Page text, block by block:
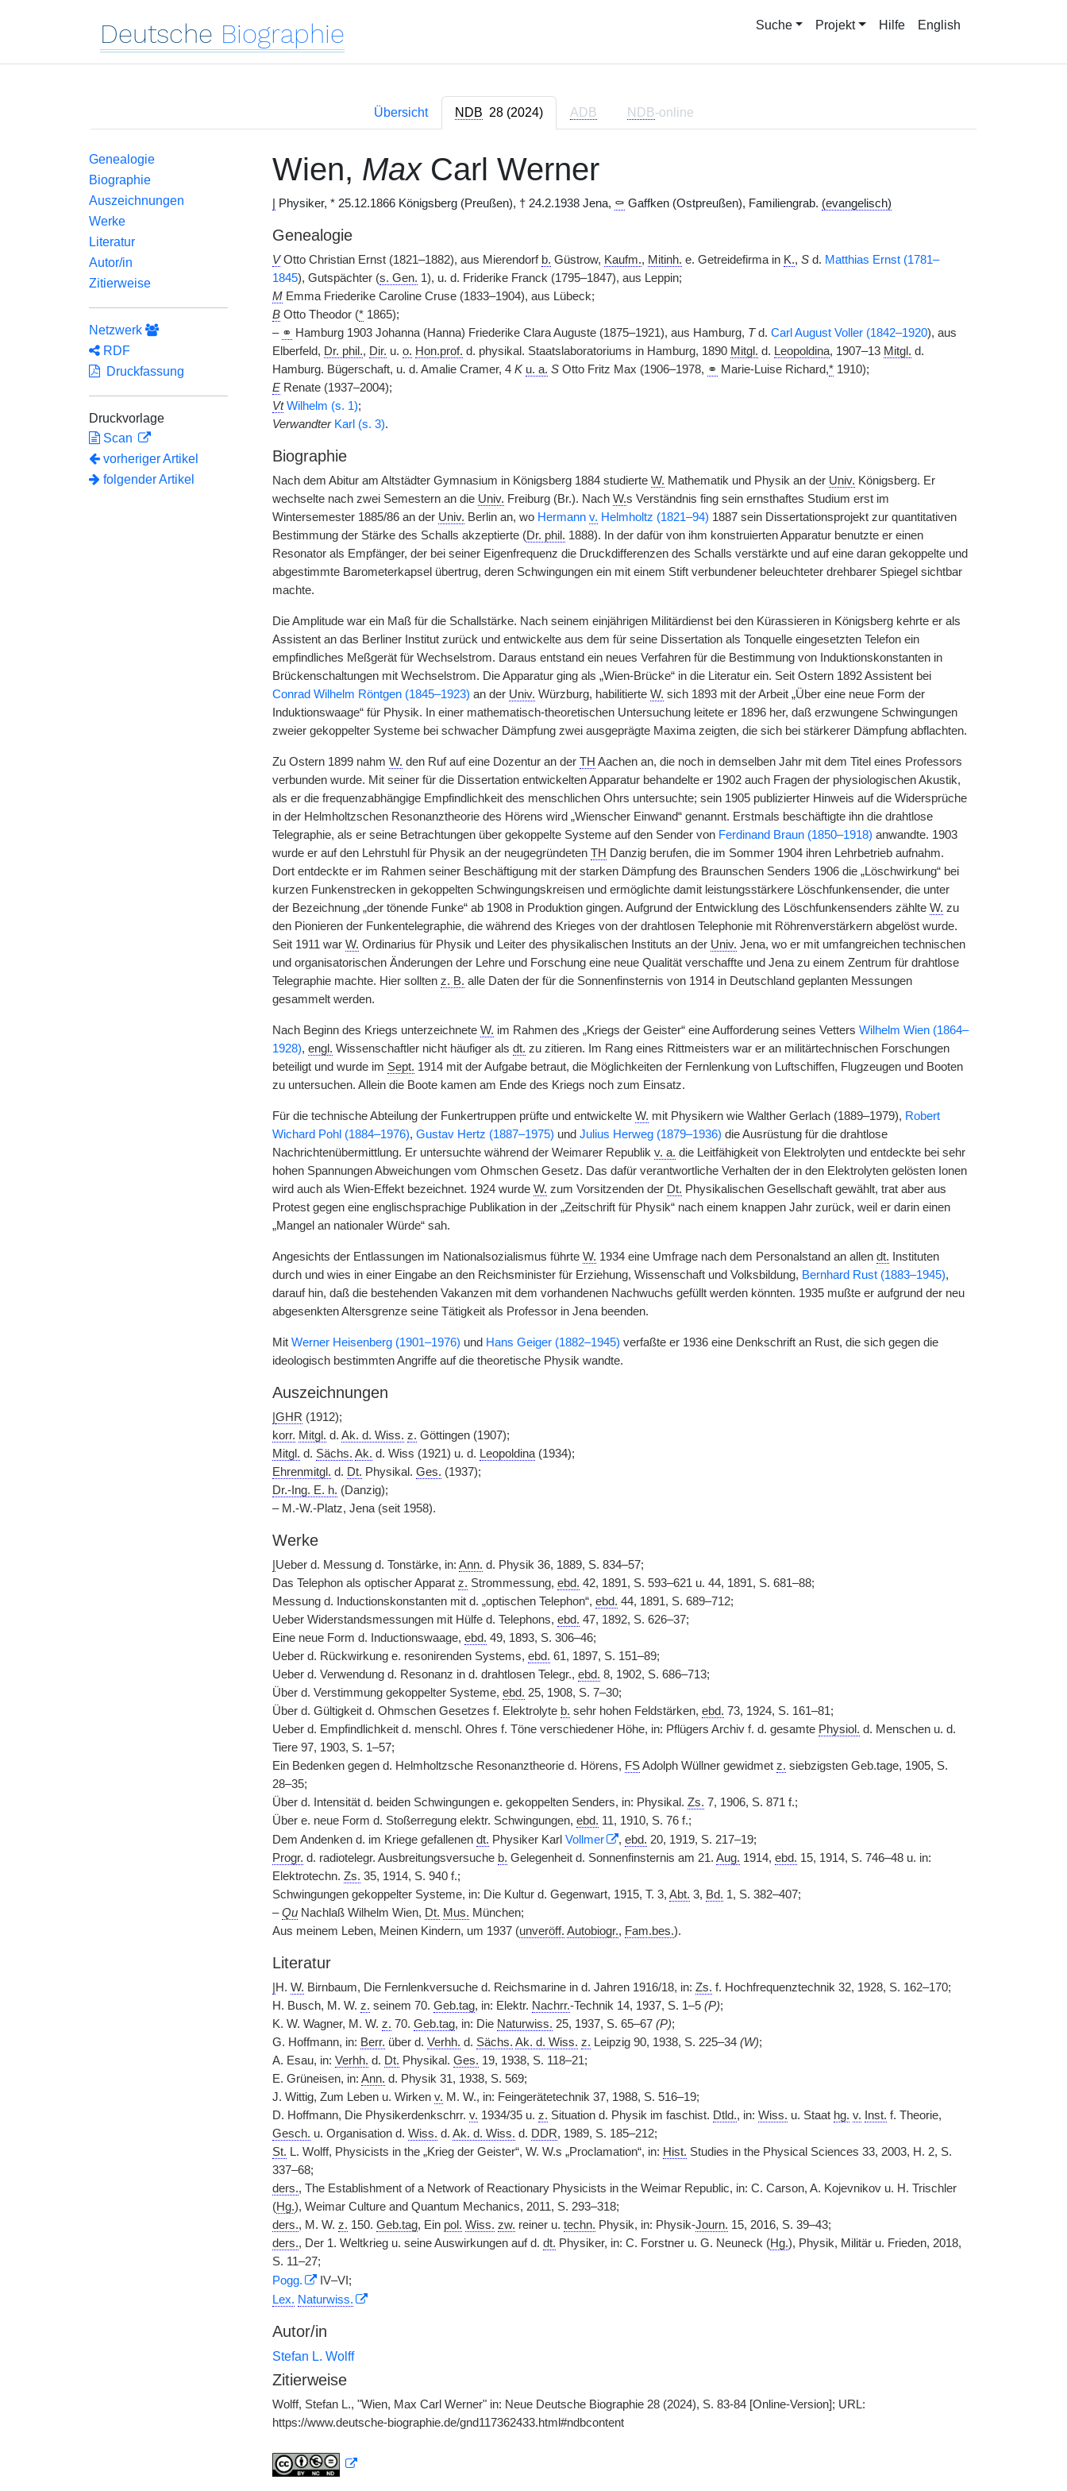
Deutsche Biographie Suche Projekt Hilfe English
Übersicht NDB 28 (2024) ADB NDB-online
Genealogie
Biographie
Auszeichnungen
Werke
Literatur
Autor/in
Zitierweise
Netzwerk
RDF
Druckfassung
Druckvorlage
Scan
vorheriger Artikel
folgender Artikel
Wien, MaxCarl Werner
Physiker, * 25.12.1866 Königsberg (Preußen), † 24.2.1938 Jena, ⚰ Gaffken (Ostpreußen), Familiengrab. (evangelisch)
Genealogie
VOtto Christian Ernst (1821–1882), aus Mierendorf b. Güstrow, Kaufm., Mitinh. e. Getreidefirma in K., Sd. Matthias Ernst (1781–
1845), Gutspächter (s. Gen. 1), u. d. Friderike Franck (1795–1847), aus Leppin;
MEmma Friederike Caroline Cruse (1833–1904), aus Lübeck;
BOtto Theodor (*1865);
– ⚭ Hamburg 1903 Johanna (Hanna) Friederike Clara Auguste (1875–1921), aus Hamburg, Td. Carl August Voller (1842–1920), aus
Elberfeld, Dr. phil., Dir. u. o. Hon.prof. d. physikal. Staatslaboratoriums in Hamburg, 1890 Mitgl. d. Leopoldina, 1907–13 Mitgl. d.
Hamburg. Bügerschaft, u. d. Amalie Cramer, 4 K u. a. SOtto Fritz Max (1906–1978, ⚭ Marie-Luise Richard,*1910);
ERenate (1937–2004);
Vt Wilhelm (s. 1);
Verwandter Karl (s. 3).
Biographie
Nach dem Abitur am Altstädter Gymnasium in Königsberg 1884 studierte W. Mathematik und Physik an der Univ. Königsberg. Er
wechselte nach zwei Semestern an die Univ. Freiburg (Br.). Nach W.s Verständnis fing sein ernsthaftes Studium erst im
Wintersemester 1885/86 an der Univ. Berlin an, wo Hermann v. Helmholtz (1821–94) 1887 sein Dissertationsprojekt zur quantitativen
Bestimmung der Stärke des Schalls akzeptierte (Dr. phil. 1888). In der dafür von ihm konstruierten Apparatur benutzte er einen
Resonator als Empfänger, der bei seiner Eigenfrequenz die Druckdifferenzen des Schalls verstärkte und auf eine daran gekoppelte und
abgestimmte Barometerkapsel übertrug, deren Schwingungen ein mit einem Stift verbundener beleuchteter drehbarer Spiegel sichtbar
machte.
Die Amplitude war ein Maß für die Schallstärke. Nach seinem einjährigen Militärdienst bei den Kürassieren in Königsberg kehrte er als
Assistent an das Berliner Institut zurück und entwickelte aus dem für seine Dissertation als Tonquelle eingesetzten Telefon ein
empfindliches Meßgerät für Wechselstrom. Daraus entstand ein neues Verfahren für die Bestimmung von Induktionskonstanten in
Brückenschaltungen mit Wechselstrom. Die Apparatur ging als „Wien-Brücke“ in die Literatur ein. Seit Ostern 1892 Assistent bei
Conrad Wilhelm Röntgen (1845–1923) an der Univ. Würzburg, habilitierte W. sich 1893 mit der Arbeit „Über eine neue Form der
Induktionswaage“ für Physik. In einer mathematisch-theoretischen Untersuchung leitete er 1896 her, daß erzwungene Schwingungen
zweier gekoppelter Systeme bei schwacher Dämpfung zwei ausgeprägte Maxima zeigten, die sich bei stärkerer Dämpfung abflachten.
Zu Ostern 1899 nahm W. den Ruf auf eine Dozentur an der TH Aachen an, die noch in demselben Jahr mit dem Titel eines Professors
verbunden wurde. Mit seiner für die Dissertation entwickelten Apparatur behandelte er 1902 auch Fragen der physiologischen Akustik,
als er die frequenzabhängige Empfindlichkeit des menschlichen Ohrs untersuchte; sein 1905 publizierter Hinweis auf die Widersprüche
in der Helmholtzschen Resonanztheorie des Hörens wird „Wienscher Einwand“ genannt. Erstmals beschäftigte ihn die drahtlose
Telegraphie, als er seine Betrachtungen über gekoppelte Systeme auf den Sender von Ferdinand Braun (1850–1918) anwandte. 1903
wurde er auf den Lehrstuhl für Physik an der neugegründeten TH Danzig berufen, die im Sommer 1904 ihren Lehrbetrieb aufnahm.
Dort entdeckte er im Rahmen seiner Beschäftigung mit der starken Dämpfung des Braunschen Senders 1906 die „Löschwirkung“ bei
kurzen Funkenstrecken in gekoppelten Schwingungskreisen und ermöglichte damit leistungsstärkere Löschfunkensender, die unter
der Bezeichnung „der tönende Funke“ ab 1908 in Produktion gingen. Aufgrund der Entwicklung des Löschfunkensenders zählte W. zu
den Pionieren der Funkentelegraphie, die während des Krieges von der drahtlosen Telephonie mit Röhrenverstärkern abgelöst wurde.
Seit 1911 war W. Ordinarius für Physik und Leiter des physikalischen Instituts an der Univ. Jena, wo er mit umfangreichen technischen
und organisatorischen Änderungen der Lehre und Forschung eine neue Qualität verschaffte und Jena zu einem Zentrum für drahtlose
Telegraphie machte. Hier sollten z. B. alle Daten der| für die Sonnenfinsternis von 1914 in Deutschland geplanten Messungen
gesammelt werden.
Nach Beginn des Kriegs unterzeichnete W. im Rahmen des „Kriegs der Geister“ eine Aufforderung seines Vetters Wilhelm Wien (1864–
1928), engl. Wissenschaftler nicht häufiger als dt. zu zitieren. Im Rang eines Rittmeisters war er an militärtechnischen Forschungen
beteiligt und wurde im Sept. 1914 mit der Aufgabe betraut, die Möglichkeiten der Fernlenkung von Luftschiffen, Flugzeugen und Booten
zu untersuchen. Allein die Boote kamen am Ende des Kriegs noch zum Einsatz.
Für die technische Abteilung der Funkertruppen prüfte und entwickelte W. mit Physikern wie Walther Gerlach (1889–1979), Robert
Wichard Pohl (1884–1976), Gustav Hertz (1887–1975) und Julius Herweg (1879–1936) die Ausrüstung für die drahtlose
Nachrichtenübermittlung. Er untersuchte während der Weimarer Republik v. a. die Leitfähigkeit von Elektrolyten und entdeckte bei sehr
hohen Spannungen Abweichungen vom Ohmschen Gesetz. Das dafür verantwortliche Verhalten der in den Elektrolyten gelösten Ionen
wird auch als Wien-Effekt bezeichnet. 1924 wurde W. zum Vorsitzenden der Dt. Physikalischen Gesellschaft gewählt, trat aber aus
Protest gegen eine englischsprachige Publikation in der „Zeitschrift für Physik“ nach einem knappen Jahr zurück, weil er darin einen
„Mangel an nationaler Würde“ sah.
Angesichts der Entlassungen im Nationalsozialismus führte W. 1934 eine Umfrage nach dem Personalstand an allen dt. Instituten
durch und wies in einer Eingabe an den Reichsminister für Erziehung, Wissenschaft und Volksbildung, Bernhard Rust (1883–1945),
darauf hin, daß die bestehenden Vakanzen mit dem vorhandenen Nachwuchs gefüllt werden könnten. 1935 mußte er aufgrund der neu
abgesenkten Altersgrenze seine Tätigkeit als Professor in Jena beenden.
Mit Werner Heisenberg (1901–1976) und Hans Geiger (1882–1945) verfaßte er 1936 eine Denkschrift an Rust, die sich gegen die
ideologisch bestimmten Angriffe auf die theoretische Physik wandte.
Auszeichnungen
GHR (1912);
korr. Mitgl. d. Ak. d. Wiss. z. Göttingen (1907);
Mitgl. d. Sächs. Ak. d. Wiss (1921) u. d. Leopoldina(1934);
Ehrenmitgl. d. Dt. Physikal. Ges. (1937);
Dr.-Ing. E. h. (Danzig);
– M.-W.-Platz, Jena (seit 1958).
Werke
Ueber d. Messung d. Tonstärke, in: Ann. d. Physik 36, 1889, S. 834–57;
Das Telephon als optischer Apparat z. Strommessung, ebd. 42, 1891, S. 593–621 u. 44, 1891, S. 681–88;
Messung d. Inductionskonstanten mit d. „optischen Telephon“, ebd. 44, 1891, S. 689–712;
Ueber Widerstandsmessungen mit Hülfe d. Telephons, ebd. 47, 1892, S. 626–37;
Eine neue Form d. Inductionswaage, ebd. 49, 1893, S. 306–46;
Ueber d. Rückwirkung e. resonirenden Systems, ebd. 61, 1897, S. 151–89;
Ueber d. Verwendung d. Resonanz in d. drahtlosen Telegr., ebd. 8, 1902, S. 686–713;
Über d. Verstimmung gekoppelter Systeme, ebd. 25, 1908, S. 7–30;
Über d. Gültigkeit d. Ohmschen Gesetzes f. Elektrolyte b. sehr hohen Feldstärken, ebd. 73, 1924, S. 161–81;
Ueber d. Empfindlichkeit d. menschl. Ohres f. Töne verschiedener Höhe, in: Pflügers Archiv f. d. gesamte Physiol. d. Menschen u. d.
Tiere 97, 1903, S. 1–57;
Ein Bedenken gegen d. Helmholtzsche Resonanztheorie d. Hörens, FSAdolph Wüllner gewidmet z. siebzigsten Geb.tage, 1905, S.
28–35;
Über d. Intensität d. beiden Schwingungen e. gekoppelten Senders, in: Physikal. Zs. 7, 1906, S. 871 f.;
Über e. neue Form d. Stoßerregung elektr. Schwingungen, ebd. 11, 1910, S. 76 f.;
Dem Andenken d. im Kriege gefallenen dt. Physiker Karl Vollmer , ebd. 20, 1919, S. 217–19;
Progr. d. radiotelegr. Ausbreitungsversuche b. Gelegenheit d. Sonnenfinsternis am 21. Aug. 1914, ebd. 15, 1914, S. 746–48 u. in:
Elektrotechn. Zs. 35, 1914, S. 940 f.;
Schwingungen gekoppelter Systeme, in: Die Kultur d. Gegenwart, 1915, T. 3, Abt. 3, Bd. 1, S. 382–407;
–QuNachlaß Wilhelm Wien, Dt. Mus. München;
Aus meinem Leben, Meinen Kindern, um 1937 (unveröff. Autobiogr., Fam.bes.).
Literatur
H. W. Birnbaum, Die Fernlenkversuche d. Reichsmarine in d. Jahren 1916/18, in: Zs. f. Hochfrequenztechnik 32, 1928, S. 162–170;
H. Busch, M. W. z. seinem 70. Geb.tag, in: Elektr. Nachrr.-Technik 14, 1937, S. 1–5 (P);
K. W. Wagner, M. W. z. 70. Geb.tag, in: Die Naturwiss. 25, 1937, S. 65–67 (P);
G. Hoffmann, in: Berr. über d. Verhh. d. Sächs. Ak. d. Wiss. z. Leipzig 90, 1938, S. 225–34 (W);
A. Esau, in: Verhh. d. Dt. Physikal. Ges. 19, 1938, S. 118–21;
E. Grüneisen, in: Ann. d. Physik 31, 1938, S. 569;
J. Wittig, Zum Leben u. Wirken v. M. W., in: Feingerätetechnik 37, 1988, S. 516–19;
D. Hoffmann, Die Physikerdenkschrr. v. 1934/35 u. z. Situation d. Physik im faschist. Dtld., in: Wiss. u. Staat hg. v. Inst. f. Theorie,
Gesch. u. Organisation d. Wiss. d. Ak. d. Wiss. d. DDR, 1989, S. 185–212;
St. L. Wolff, Physicists in the „Krieg der Geister“, W. W.s „Proclamation“, in: Hist. Studies in the Physical Sciences 33, 2003, H. 2, S.
337–68;
ders., The Establishment of a Network of Reactionary Physicists in the Weimar Republic, in: C. Carson, A. Kojevnikov u. H. Trischler
(Hg.), Weimar Culture and Quantum Mechanics, 2011, S. 293–318;
ders., M. W. z. 150. Geb.tag, Ein pol. Wiss. zw. reiner u. techn. Physik, in: Physik-Journ. 15, 2016, S. 39–43;
ders., Der 1. Weltkrieg u. seine Auswirkungen auf d. dt. Physiker, in: C. Forstner u. G. Neuneck (Hg.), Physik, Militär u. Frieden, 2018,
S. 11–27;
Pogg.
IV–VI;
Lex. Naturwiss.
Autor/in
Stefan L. Wolff
Zitierweise
Wolff, Stefan L., "Wien, Max Carl Werner" in: Neue Deutsche Biographie 28 (2024), S. 83-84 [Online-Version]; URL:
https://www.deutsche-biographie.de/gnd117362433.html#ndbcontent